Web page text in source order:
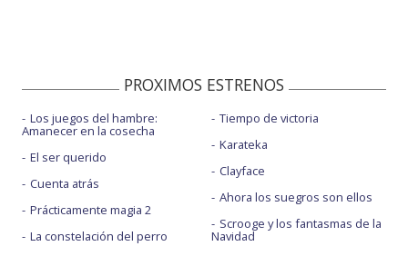
PROXIMOS ESTRENOS
Los juegos del hambre:
Amanecer en la cosecha
El ser querido
Cuenta atrás
Prácticamente magia 2
La constelación del perro
Tiempo de victoria
Karateka
Clayface
Ahora los suegros son ellos
Scrooge y los fantasmas de la
Navidad